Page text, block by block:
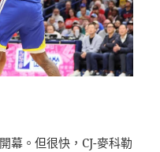
幕。但很快，CJ-麥科勒